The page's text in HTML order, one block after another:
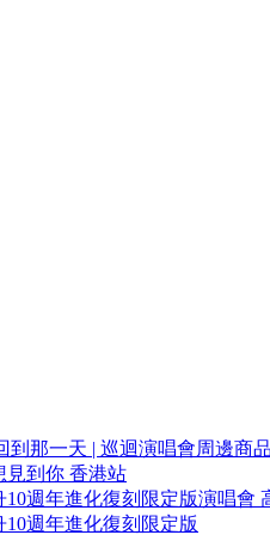
到那一天 | 巡迴演唱會周邊商品
見到你 香港站
10週年進化復刻限定版演唱會
10週年進化復刻限定版